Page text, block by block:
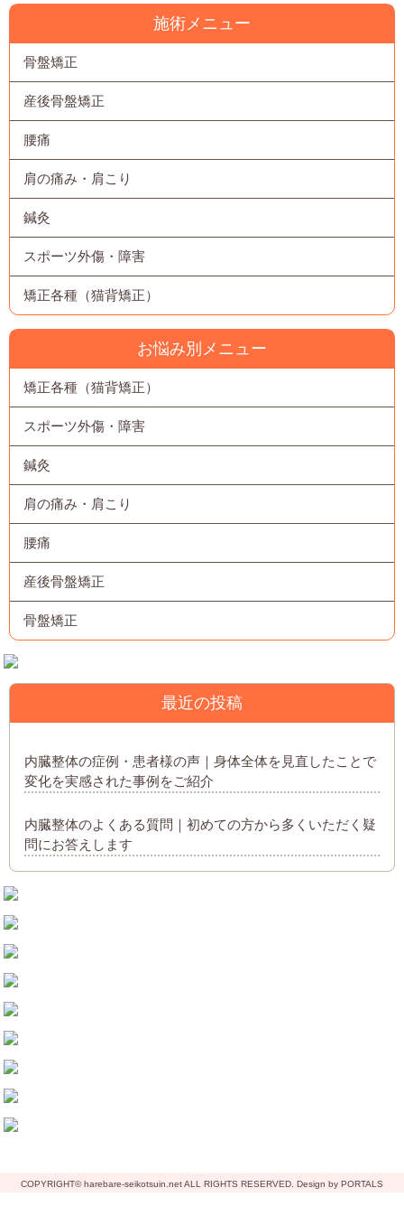
施術メニュー
骨盤矯正
産後骨盤矯正
腰痛
肩の痛み・肩こり
鍼灸
スポーツ外傷・障害
矯正各種（猫背矯正）
お悩み別メニュー
矯正各種（猫背矯正）
スポーツ外傷・障害
鍼灸
肩の痛み・肩こり
腰痛
産後骨盤矯正
骨盤矯正
最近の投稿
内臓整体の症例・患者様の声｜身体全体を見直したことで
変化を実感された事例をご紹介
内臓整体のよくある質問｜初めての方から多くいただく疑
問にお答えします
COPYRIGHT© harebare-seikotsuin.net ALL RIGHTS RESERVED. Design by PORTALS